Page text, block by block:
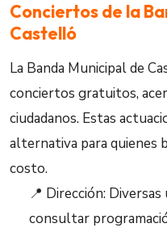
Conciertos de la
Castelló
La Banda Municipal de
conciertos gratuitos,
ciudadanos. Estas
alternativa para quienes
costo.
📍 Dirección:
consultar